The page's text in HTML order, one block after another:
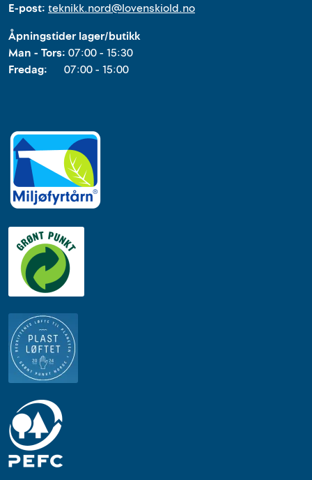
E-post: teknikk.nord@lovenskiold.no
Åpningstider lager/butikk
Man - Tors: 07:00 - 15:30
Fredag: 07:00 - 15:00